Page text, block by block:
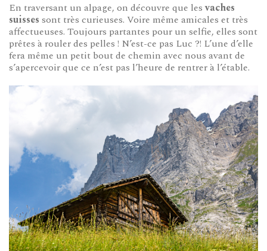
En traversant un alpage, on découvre que lesvaches
suisses sont très curieuses. Voire même amicales et très
affectueuses. Toujours partantes pour un selfie, elles sont
prêtes à rouler des pelles ! N’est-ce pas Luc ?! L’une d’elle
fera même un petit bout de chemin avec nous avant de
s’apercevoir que ce n’est pas l’heure de rentrer à l’étable.